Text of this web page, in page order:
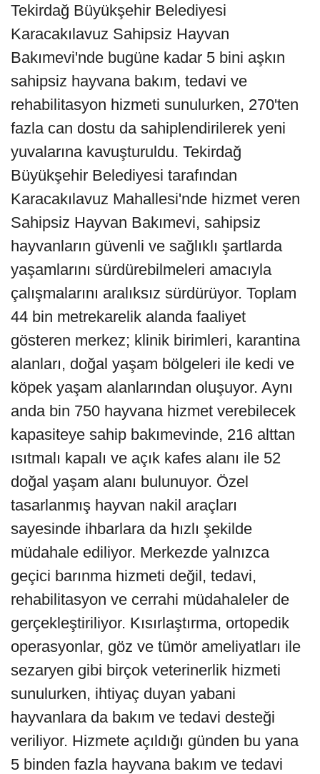
Tekirdağ Büyükşehir Belediyesi
Karacakılavuz Sahipsiz Hayvan
Bakımevi'nde bugüne kadar 5 bini aşkın
sahipsiz hayvana bakım, tedavi ve
rehabilitasyon hizmeti sunulurken, 270'ten
fazla can dostu da sahiplendirilerek yeni
yuvalarına kavuşturuldu. Tekirdağ
Büyükşehir Belediyesi tarafından
Karacakılavuz Mahallesi'nde hizmet veren
Sahipsiz Hayvan Bakımevi, sahipsiz
hayvanların güvenli ve sağlıklı şartlarda
yaşamlarını sürdürebilmeleri amacıyla
çalışmalarını aralıksız sürdürüyor. Toplam
44 bin metrekarelik alanda faaliyet
gösteren merkez; klinik birimleri, karantina
alanları, doğal yaşam bölgeleri ile kedi ve
köpek yaşam alanlarından oluşuyor. Aynı
anda bin 750 hayvana hizmet verebilecek
kapasiteye sahip bakımevinde, 216 alttan
ısıtmalı kapalı ve açık kafes alanı ile 52
doğal yaşam alanı bulunuyor. Özel
tasarlanmış hayvan nakil araçları
sayesinde ihbarlara da hızlı şekilde
müdahale ediliyor. Merkezde yalnızca
geçici barınma hizmeti değil, tedavi,
rehabilitasyon ve cerrahi müdahaleler de
gerçekleştiriliyor. Kısırlaştırma, ortopedik
operasyonlar, göz ve tümör ameliyatları ile
sezaryen gibi birçok veterinerlik hizmeti
sunulurken, ihtiyaç duyan yabani
hayvanlara da bakım ve tedavi desteği
veriliyor. Hizmete açıldığı günden bu yana
5 binden fazla hayvana bakım ve tedavi